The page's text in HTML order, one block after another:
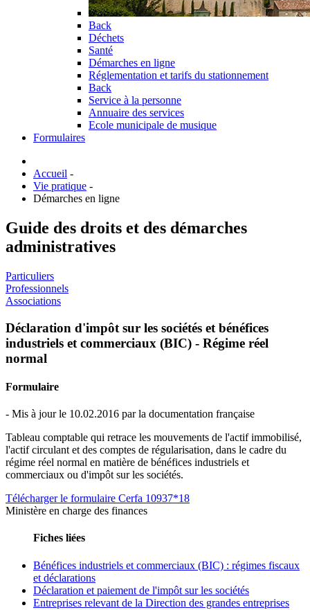
Back
Déchets
Santé
Démarches en ligne
Réglementation et tarifs du stationnement
Back
Service à la personne
Annuaire des services
Ecole municipale de musique
Formulaires
Accueil -
Vie pratique -
Démarches en ligne
Guide des droits et des démarches
administratives
Particuliers
Professionnels
Associations
Déclaration d'impôt sur les sociétés et bénéfices
industriels et commerciaux (BIC) - Régime réel
normal
Formulaire
- Mis à jour le 10.02.2016 par la documentation française
Tableau comptable qui retrace les mouvements de l'actif immobilisé,
l'actif circulant et des comptes de régularisation, dans le cadre du
régime réel normal en matière de bénéfices industriels et
commerciaux ou d'impôt sur les sociétés.
Télécharger le formulaire Cerfa 10937*18
Ministère en charge des finances
Fiches liées
Bénéfices industriels et commerciaux (BIC) : régimes fiscaux
et déclarations
Déclaration et paiement de l'impôt sur les sociétés
Entreprises relevant de la Direction des grandes entreprises